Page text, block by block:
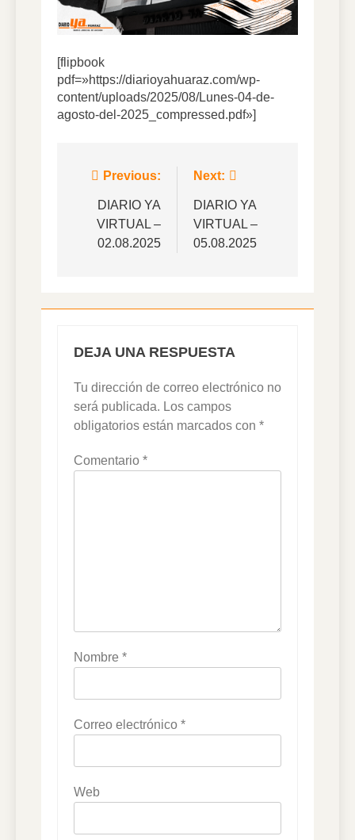
[flipbook
pdf=»https://diarioyahuaraz.com/wp-
content/uploads/2025/08/Lunes-04-de-
agosto-del-2025_compressed.pdf»]
Navegación
entradas
Previous:
DIARIO YA
VIRTUAL –
02.08.2025
Next:
DIARIO YA
VIRTUAL –
05.08.2025
DEJA UNA RESPUESTA
Tu dirección de correo electrónico no
será publicada. Los campos
obligatorios están marcados con *
Comentario *
Nombre *
Correo electrónico *
Web